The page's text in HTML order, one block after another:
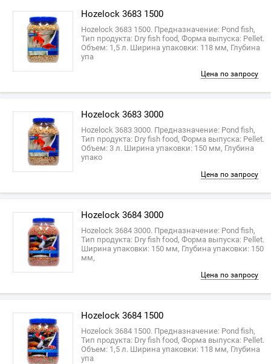
Hozelock 3683 1500
Hozelock 3683 1500. Предназначение: Pond fish,
Тип продукта: Dry fish food, Форма выпуска: Pellet.
Объем: 1,5 л. Ширина упаковки: 118 мм, Глубина
упа
Цена по запросу
Hozelock 3683 3000
Hozelock 3683 3000. Предназначение: Pond fish,
Тип продукта: Dry fish food, Форма выпуска: Pellet.
Объем: 3 л. Ширина упаковки: 150 мм, Глубина
упако
Цена по запросу
Hozelock 3684 3000
Hozelock 3684 3000. Предназначение: Pond fish,
Тип продукта: Dry fish food, Форма выпуска: Pellet.
Ширина упаковки: 150 мм, Глубина упаковки: 150
мм,
Цена по запросу
Hozelock 3684 1500
Hozelock 3684 1500. Предназначение: Pond fish,
Тип продукта: Dry fish food, Форма выпуска: Pellet.
Объем: 1,5 л. Ширина упаковки: 118 мм, Глубина
упа